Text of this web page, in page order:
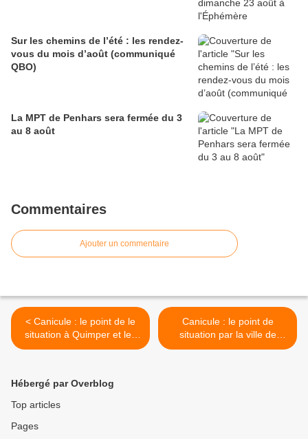
Sur les chemins de l’été : les rendez-
vous du mois d’août (communiqué
QBO)
La MPT de Penhars sera fermée du 3
au 8 août
Commentaires
Ajouter un commentaire
< Canicule : le point de le
situation à Quimper et les
mesures prises
Canicule : le point de
situation par la ville de
Quimper et QBO >
Hébergé par Overblog
Top articles
Pages